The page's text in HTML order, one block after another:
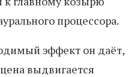
процессора.
эффект он даёт,
выдвигается